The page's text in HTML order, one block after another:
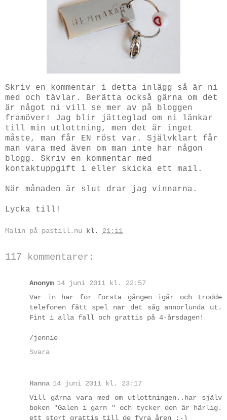
Skriv en kommentar i detta inlägg så är ni
med och tävlar. Berätta också gärna om det
är något ni vill se mer av på bloggen
framöver! Jag blir jätteglad om ni länkar
till min utlottning, men det är inget
måste, man får EN röst var. Självklart får
man vara med även om man inte har någon
blogg. Skriv en kommentar med
kontaktuppgift i eller skicka ett mail.
När månaden är slut drar jag vinnarna.
Lycka till!
Malin på pastill.nu kl. 21:11
117 kommentarer:
Anonym 14 juni 2011 kl. 22:57
Var in har för första gången igår och trodde
telefonen fått spel när det såg annorlunda ut.
Fint i alla fall och grattis på 4-årsdagen!
/jennie
Svara
Hanna 14 juni 2011 kl. 23:17
Vill gärna vara med om utlottningen..har själv
boken "Galen i garn " och tycker den är härlig.
ett stort grattis till de fyra åren :-)